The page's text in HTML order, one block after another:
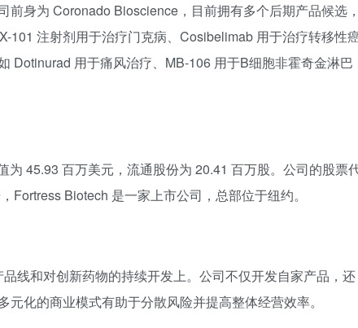
前身为 Coronado Bioscience，目前拥有多个后期产品候选
101 注射剂用于治疗门克病、Cosibelimab 用于治疗转移性
Dotinurad 用于痛风治疗、MB-106 用于B细胞非霍奇金淋巴
为 45.93 百万美元，流通股份为 20.41 百万股。公司的股票
Biotech 是一家上市公司，总部位于纽约。
线和对创新药物的持续开发上。公司不仅开发自家产品，还
化的商业模式有助于分散风险并提高整体经营效率。